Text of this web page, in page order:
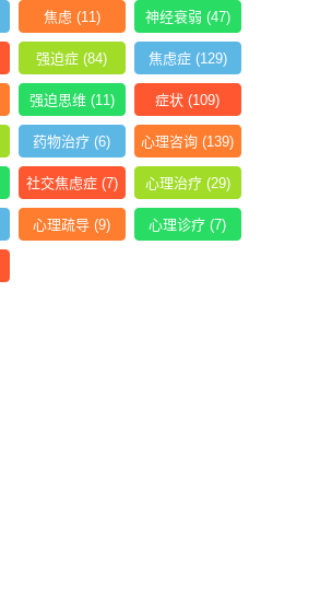
焦虑 (11) 神经衰弱 (47)
强迫症 (84) 焦虑症(129)
强迫思维(11) 症状 (109)
药物治疗 (6) 心理咨询 (139)
社交焦虑症(7) 心理治疗(29)
心理疏导 (9) 心理诊疗 (7)